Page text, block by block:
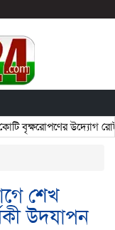
বৃক্ষরোপণের উদ্যোগ
শেখ
উদযাপন